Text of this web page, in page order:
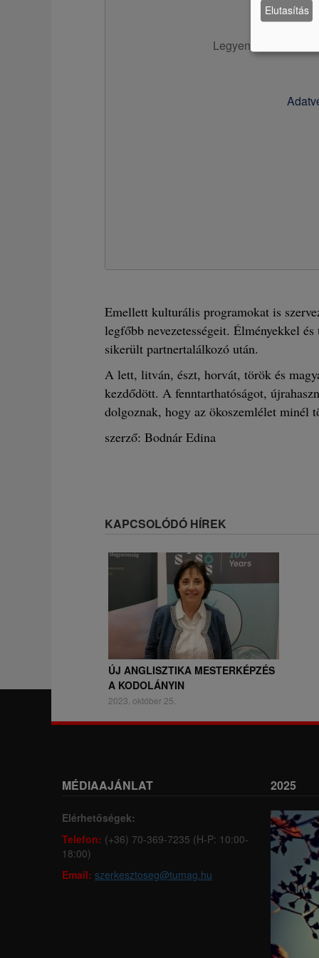
Legyen a(z)
Emellett kulturális programokat is
legfőbb nevezetességeit. Élményekkel
sikerült partnertalálkozó után.
A lett, litván, észt, horvát, török és
kezdődött. A fenntarthatóságot,
dolgoznak, hogy az ökoszemlélet minél
szerző: Bodnár Edina
KAPCSOLÓDÓ HÍREK
ÚJ ANGLISZTIKA MESTERKÉPZÉS
A KODOLÁNYIN
2023. október 25.
MÉDIAAJÁNLAT
Elérhetőségek:
Telefon: (+36) 70-369-7235 (H-P: 10:00-
18:00)
Email: szerkesztoseg@tumag.hu
2025
Elutasítás